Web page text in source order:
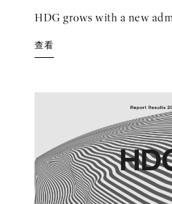
HDG grows with a new
查看